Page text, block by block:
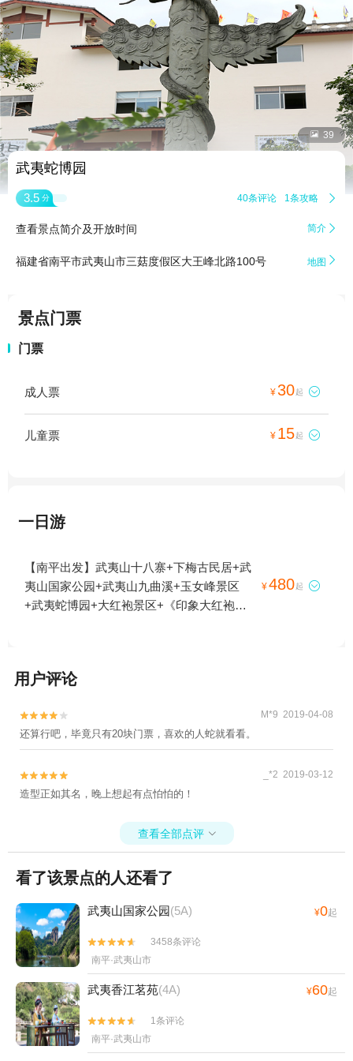
 39
武夷蛇博园
3.5 分 40条评论 1条攻略 
查看景点简介及开放时间 简介 
福建省南平市武夷山市三菇度假区大王峰北路100号 地图 
景点门票
门票
成人票 ¥30起 
儿童票 ¥ 15起 
一日游
【南平出发】武夷山十八寨+下梅古民居+武
夷山国家公园+武夷山九曲溪+玉女峰景区
+武夷蛇博园+大红袍景区+《印象大红袍》
¥480起 
用户评论

 M*9 2019-04-08
还算行吧，毕竟只有20块门票，喜欢的人蛇就看看。

 _*2 2019-03-12
造型正如其名，晚上想起有点怕怕的！
查看全部点评 
看了该景点的人还看了
武夷山国家公园(5A) ¥0起


3458条评论
南平·武夷山市
武夷香江茗苑(4A) ¥60起


1条评论
南平·武夷山市
